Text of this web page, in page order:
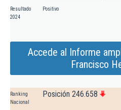
Resultado
2024
Positivo
Accede al Informe
Francisco
Ranking
Nacional
Posición 246.658